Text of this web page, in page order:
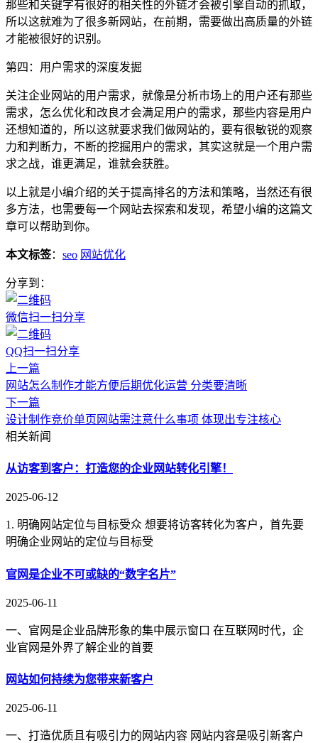
那些和关键字有很好的相关性的外链才会被引擎自动的抓取，
所以这就难为了很多新网站，在前期，需要做出高质量的外链
才能被很好的识别。
第四：用户需求的深度发掘
关注企业网站的用户需求，就像是分析市场上的用户还有那些
需求，怎么优化和改良才会满足用户的需求，那些内容是用户
还想知道的，所以这就要求我们做网站的，要有很敏锐的观察
力和判断力，不断的挖掘用户的需求，其实这就是一个用户需
求之战，谁更满足，谁就会获胜。
以上就是小编介绍的关于提高排名的方法和策略，当然还有很
多方法，也需要每一个网站去探索和发现，希望小编的这篇文
章可以帮助到你。
本文标签： seo 网站优化
分享到：
微信扫一扫分享
QQ扫一扫分享
上一篇
网站怎么制作才能方便后期优化运营 分类要清晰
下一篇
设计制作竞价单页网站需注意什么事项 体现出专注核心
相关新闻
从访客到客户：打造您的企业网站转化引擎！
2025-06-12
1. 明确网站定位与目标受众 想要将访客转化为客户，首先要
明确企业网站的定位与目标受
官网是企业不可或缺的“数字名片”
2025-06-11
一、官网是企业品牌形象的集中展示窗口 在互联网时代，企
业官网是外界了解企业的首要
网站如何持续为您带来新客户
2025-06-11
一、打造优质且有吸引力的网站内容 网站内容是吸引新客户